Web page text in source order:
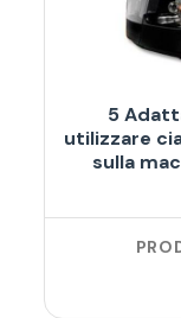
5
utilizzare
sulla